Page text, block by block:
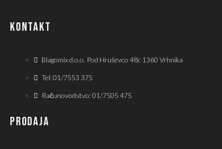
KONTAKT
Blagomix d.o.o. Pod Hruševco 48c 1360 Vrhnika
Tel: 01/7553 375
Računovodstvo: 01/7505 475
PRODAJA